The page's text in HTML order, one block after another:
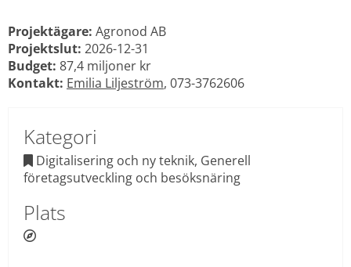
Projektägare: Agronod AB
Projektslut: 2026-12-31
Budget: 87,4 miljoner kr
Kontakt: Emilia Liljeström, 073-3762606
Kategori
Digitalisering och ny teknik, Generell
företagsutveckling och besöksnäring
Plats
